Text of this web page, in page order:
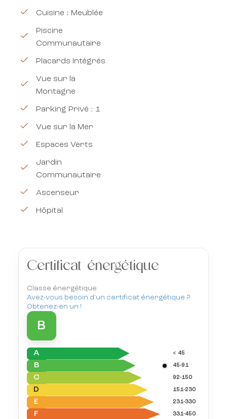
Cuisine : Meublée
Piscine
Communautaire
Placards Intégrés
Vue sur la
Montagne
Parking Privé : 1
Vue sur la Mer
Espaces Verts
Jardin
Communautaire
Ascenseur
Hôpital
Certificat énergétique
Classe énergétique
Avez-vous besoin d'un certificat énergétique ?
Obtenez-en un !
B
A < 45
B 45-91
C 92-150
D 151-230
E 231-330
F 331-450